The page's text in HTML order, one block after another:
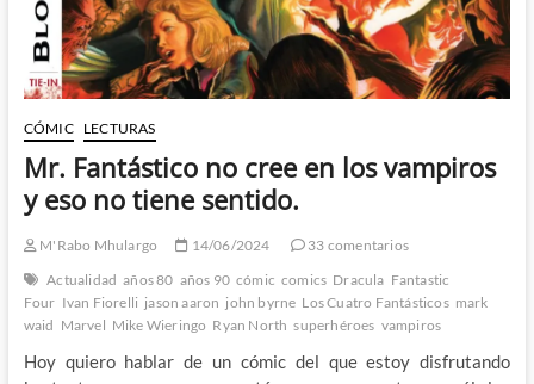
CÓMIC LECTURAS
Mr. Fantástico no cree en los vampiros
y eso no tiene sentido.
M'Rabo Mhulargo 14/06/2024
33 comentarios
Actualidad años 80 años 90 cómic comics Dracula Fantastic
Four Ivan Fiorelli jason aaron john byrne Los Cuatro Fantásticos mark
waid Marvel Mike Wieringo Ryan North superhéroes vampiros
Hoy quiero hablar de un cómic del que estoy disfrutando